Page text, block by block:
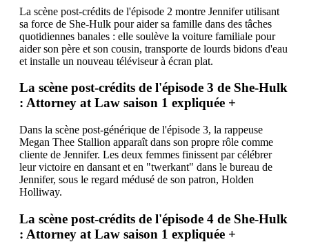
La scène post-crédits de l'épisode 2 montre Jennifer utilisant
sa force de She-Hulk pour aider sa famille dans des tâches
quotidiennes banales : elle soulève la voiture familiale pour
aider son père et son cousin, transporte de lourds bidons d'eau
et installe un nouveau téléviseur à écran plat.
La scène post-crédits de l'épisode 3 de She-Hulk
: Attorney at Law saison 1 expliquée +
Dans la scène post-générique de l'épisode 3, la rappeuse
Megan Thee Stallion apparaît dans son propre rôle comme
cliente de Jennifer. Les deux femmes finissent par célébrer
leur victoire en dansant et en "twerkant" dans le bureau de
Jennifer, sous le regard médusé de son patron, Holden
Holliway.
La scène post-crédits de l'épisode 4 de She-Hulk
: Attorney at Law saison 1 expliquée +